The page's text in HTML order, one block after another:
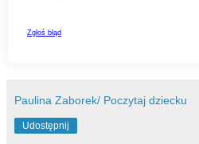
Paulina Zaborek/ Poczytaj dziecku
Udostępnij